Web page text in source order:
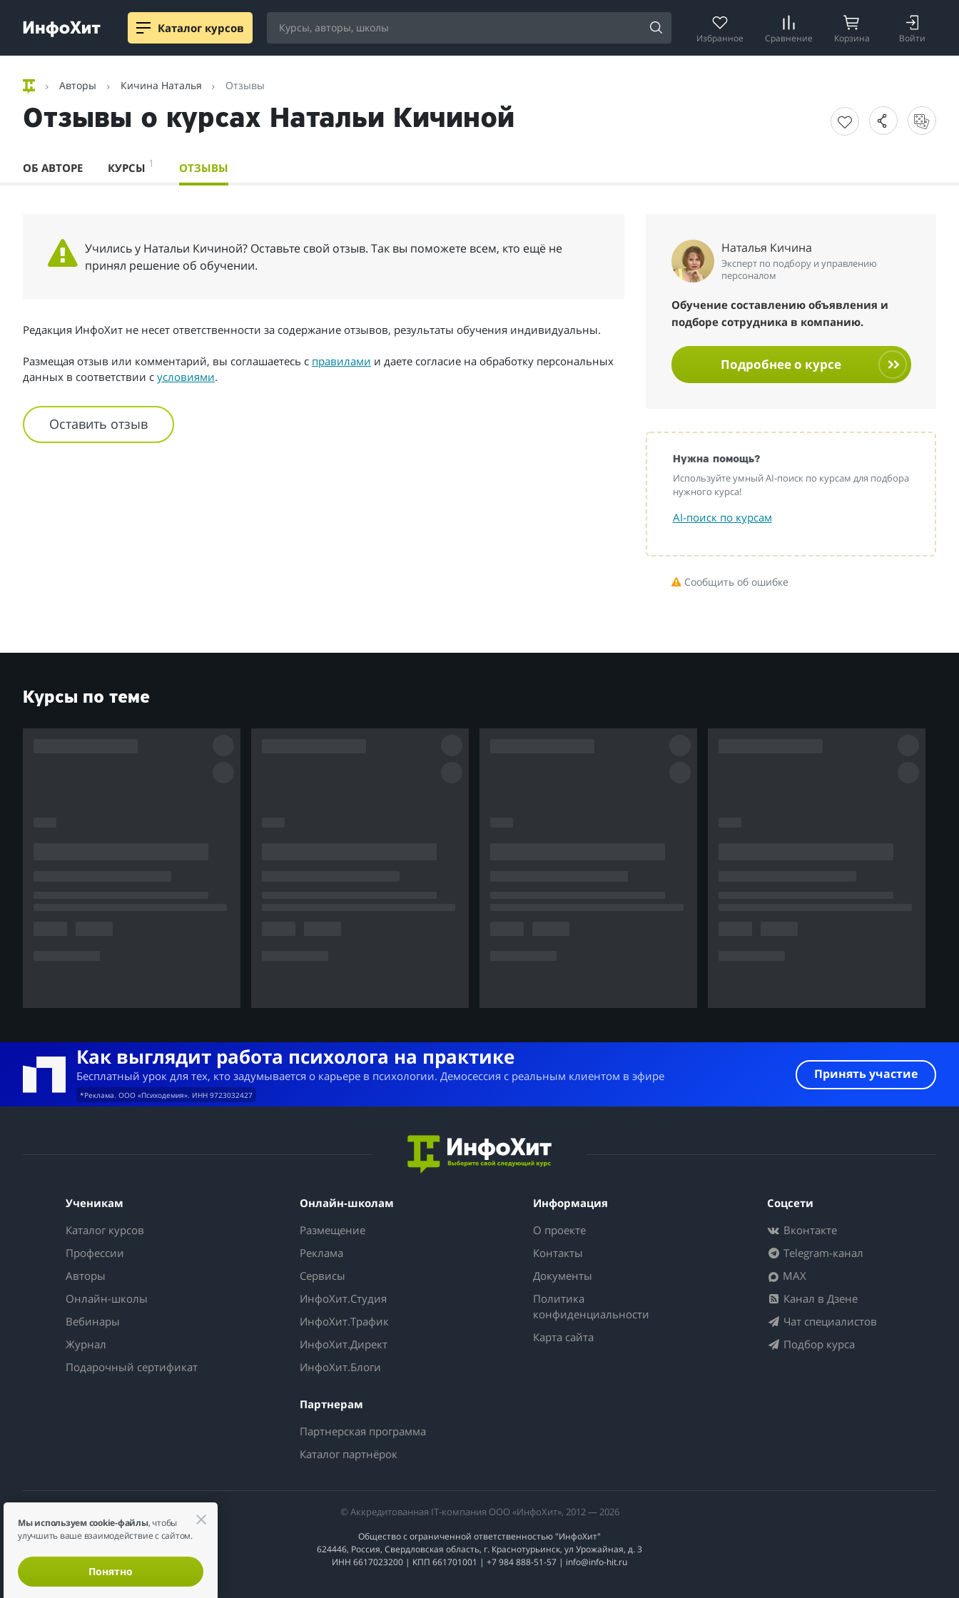
Каталог курсов
Избранное Сравнение Корзина Войти
Авторы Кичина Наталья Отзывы
Отзывы о курсах Натальи Кичиной
ОБ АВТОРЕ КУРСЫ 1 ОТЗЫВЫ
Учились у Натальи Кичиной? Оставьте свой отзыв. Так вы поможете всем, кто ещё не
принял решение об обучении.
Редакция ИнфоХит не несет ответственности за содержание отзывов, результаты обучения индивидуальны.
Размещая отзыв или комментарий, вы соглашаетесь с правилами и даете согласие на обработку персональных
данных в соответствии с условиями.
Оставить отзыв
Наталья Кичина
Эксперт по подбору и управлению
персоналом
Обучение составлению объявления и
подборе сотрудника в компанию.
Подробнее о курсе
Нужна помощь?
Используйте умный AI-поиск по курсам для подбора
нужного курса!
AI-поиск по курсам
Сообщить об ошибке
Курсы по теме
Как выглядит работа психолога на практике
Бесплатный урок для тех, кто задумывается о карьере в психологии. Демосессия с реальным клиентом в эфире
*Реклама. ООО «Психодемия». ИНН 9723032427
Принять участие
Ученикам
Каталог курсов
Профессии
Авторы
Онлайн-школы
Вебинары
Журнал
Подарочный сертификат
Онлайн-школам
Размещение
Реклама
Сервисы
ИнфоХит.Студия
ИнфоХит.Трафик
ИнфоХит.Директ
ИнфоХит.Блоги
Партнерам
Партнерская программа
Каталог партнёрок
Информация
О проекте
Контакты
Документы
Политика
конфиденциальности
Карта сайта
Соцсети
Вконтакте
Telegram-канал
MAX
Канал в Дзене
Чат специалистов
Подбор курса
© Аккредитованная IT-компания ООО «ИнфоХит», 2012 — 2026
Общество с ограниченной ответственностью "ИнфоХит"
624446, Россия, Свердловская область, г. Краснотурьинск, ул Урожайная, д. 3
ИНН 6617023200 | КПП 661701001 | +7 984 888-51-57 | info@info-hit.ru
Мы используем cookie-файлы, чтобы
улучшить ваше взаимодействие с сайтом.
Понятно